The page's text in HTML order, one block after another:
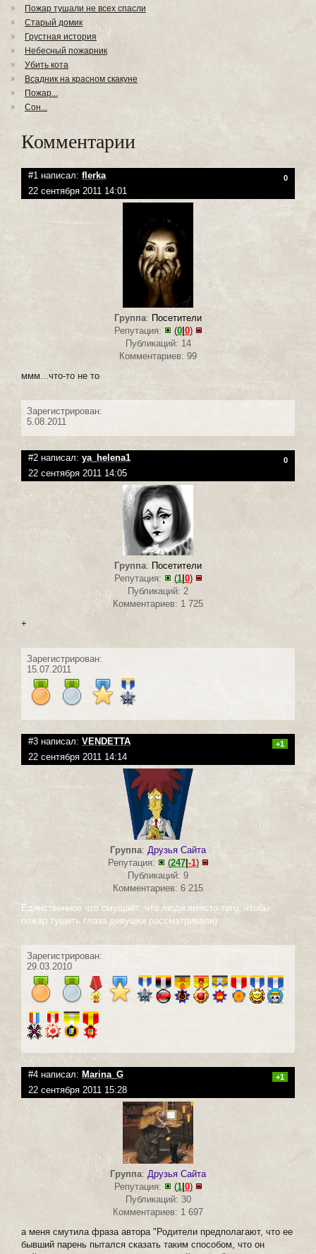
Пожар тушали не всех спасли
Старый домик
Грустная история
Небесный пожарник
Убить кота
Всадник на красном скакуне
Пожар...
Сон...
Комментарии
#1 написал: flerka 0
22 сентября 2011 14:01
Группа: Посетители
Репутация:
(0| 0)
Публикаций: 14
Комментариев: 99
ммм...что-то не то
Зарегистрирован:
5.08.2011
#2 написал: ya_helena1 0
22 сентября 2011 14:05
Группа: Посетители
Репутация:
(1| 0)
Публикаций: 2
Комментариев: 1 725
+
Зарегистрирован:
15.07.2011
#3 написал: VENDETTA +1
22 сентября 2011 14:14
Группа: Друзья Сайта
Репутация:
(247| -1)
Публикаций: 9
Комментариев: 6 215
Единственное что смущает, что люди вместо того, чтобы
пожар тушить глаза девушки рассматривали)
Зарегистрирован:
29.03.2010
#4 написал: Marina_G +1
22 сентября 2011 15:28
Группа: Друзья Сайта
Репутация:
(1| 0)
Публикаций: 30
Комментариев: 1 697
а меня смутила фраза автора "Родители предполагают, что ее
бывший парень пытался сказать таким способом, что он